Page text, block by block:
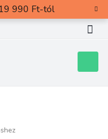
990 Ft-tól